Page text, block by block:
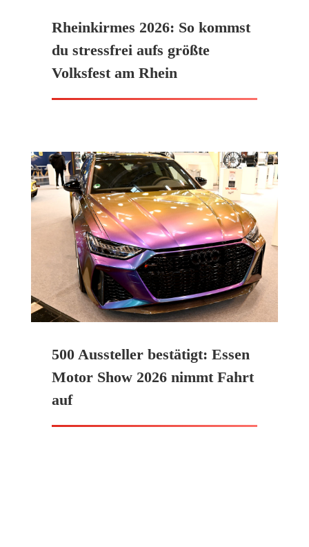
Rheinkirmes 2026: So kommst
du stressfrei aufs größte
Volksfest am Rhein
500 Aussteller bestätigt: Essen
Motor Show 2026 nimmt Fahrt
auf